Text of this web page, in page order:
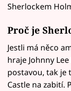
Sherlockem
Proč je
Jestli má něco
hraje Johnny
postavou, tak je
Castle na zabití.